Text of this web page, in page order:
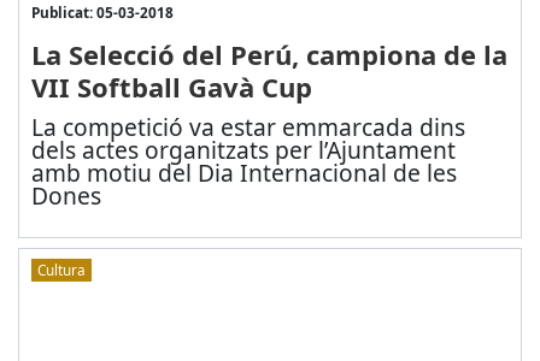
Publicat: 05-03-2018
La Selecció del Perú, campiona de la
VII Softball Gavà Cup
La competició va estar emmarcada dins
dels actes organitzats per l’Ajuntament
amb motiu del Dia Internacional de les
Dones
Cultura